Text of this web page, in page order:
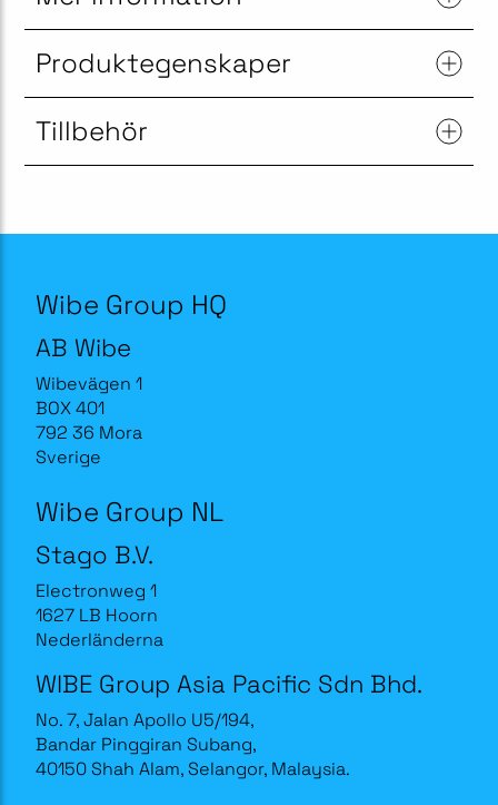
Produktegenskaper
Tillbehör
Wibe Group HQ
AB Wibe
Wibevägen 1
BOX 401
792 36 Mora
Sverige
Wibe Group NL
Stago B.V.
Electronweg 1
1627 LB Hoorn
Nederländerna
WIBE Group Asia Pacific Sdn Bhd.
No. 7, Jalan Apollo U5/194,
Bandar Pinggiran Subang,
40150 Shah Alam, Selangor, Malaysia.